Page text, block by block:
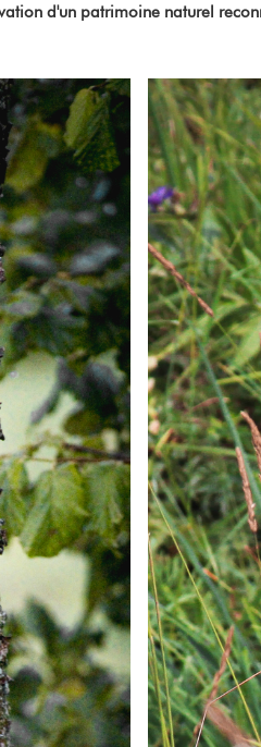
d'un patrimoine naturel